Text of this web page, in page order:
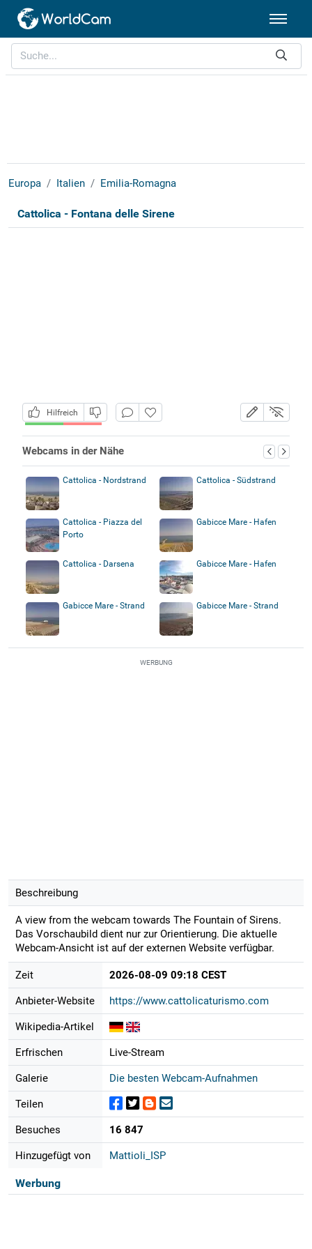
Europa Italien Emilia-Romagna
Cattolica - Fontana delle Sirene
Hilfreich
Webcams in der Nähe
Cattolica - Nordstrand Cattolica - Südstrand
Cattolica - Piazza del
Porto
Gabicce Mare - Hafen
Cattolica - Darsena Gabicce Mare - Hafen
Gabicce Mare - Strand Gabicce Mare - Strand
WERBUNG
Beschreibung
A view from the webcam towards The Fountain of Sirens.
Das Vorschaubild dient nur zur Orientierung. Die aktuelle
Webcam-Ansicht ist auf der externen Website verfügbar.
Zeit 2026-08-09 09:18 CEST
Anbieter-Website https://www.cattolicaturismo.com
Wikipedia-Artikel
Erfrischen Live-Stream
Galerie Die besten Webcam-Aufnahmen
Teilen
Besuches 16 847
Hinzugefügt von Mattioli_ISP
Werbung